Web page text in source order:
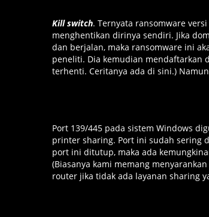
Kill switch. Ternyata ransomware
menghentikan dirinya sendiri. Jika
dan berjalan, maka ransomware ini
peneliti. Dia kemudian mendaftarkan
terhenti. Ceritanya ada di sini.)
Port 139/445 pada sistem Windows
printer sharing. Port ini sudah sering
port ini ditutup, maka ada
(Biasanya kami memang
router jika tidak ada layanan sharing